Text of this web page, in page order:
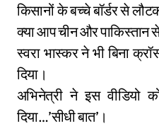
किसानों के बच्चे बॉर्डर से
क्या आप चीन और
स्वरा भास्कर ने भी बिना
दिया।
अभिनेत्री ने इस वीडियो
दिया…’सीधी बात’।